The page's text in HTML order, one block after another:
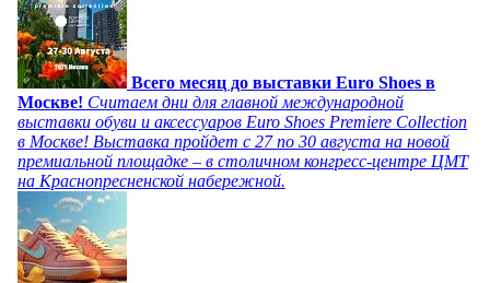
Всего месяц до выставки Euro Shoes в
Москве! Считаем дни для главной международной
выставки обуви и аксессуаров Euro Shoes Premiere Collection
в Москве! Выставка пройдет с 27 по 30 августа на новой
премиальной площадке – в столичном конгресс-центре ЦМТ
на Краснопресненской набережной.